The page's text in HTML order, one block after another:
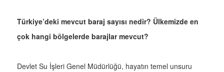
Türkiye’deki mevcut baraj sayısı nedir? Ülkemizde en
çok hangi bölgelerde barajlar mevcut?
Devlet Su İşleri Genel Müdürlüğü, hayatın temel unsuru